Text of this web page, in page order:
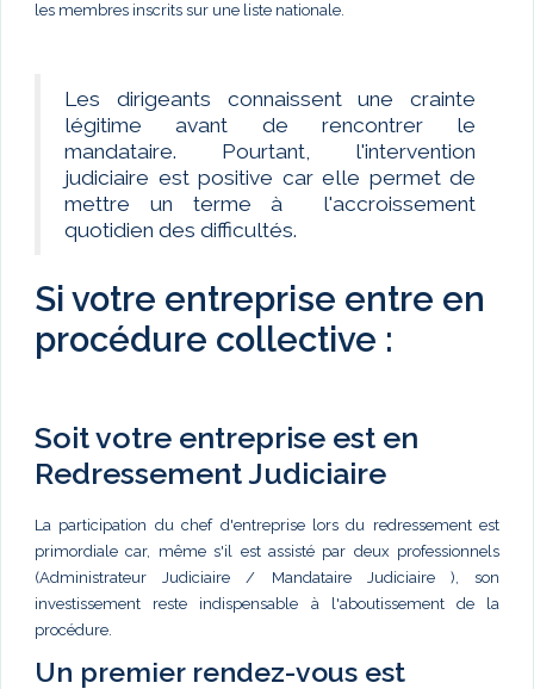
les membres inscrits sur une liste nationale.
Les dirigeants connaissent une crainte
légitime avant de rencontrer le
mandataire. Pourtant, l'intervention
judiciaire est positive car elle permet de
mettre un terme à l'accroissement
quotidien des difficultés.
Si votre entreprise entre en
procédure collective :
Soit votre entreprise est en
Redressement Judiciaire
La participation du chef d'entreprise lors du redressement est
primordiale car, même s'il est assisté par deux professionnels
(Administrateur Judiciaire / Mandataire Judiciaire ), son
investissement reste indispensable à l'aboutissement de la
procédure.
Un premier rendez-vous est